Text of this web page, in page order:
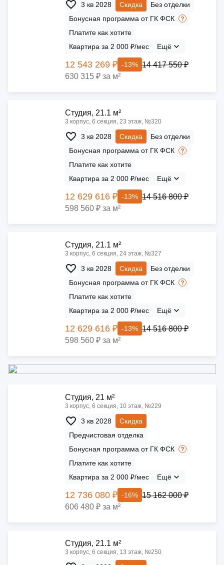
3 кв 2028 Скидка
Без отделки
Бонусная программа от ГК ФСК
Платите как хотите
Квартира за 2 000 ₽/мес
Ещё
12 543 269 ₽ -13% 14 417 550 ₽
630 315 ₽ за м²
Cтудия, 21.1 м²
3 корпус, 6 секция, 23 этаж, №320
3 кв 2028 Скидка
Без отделки
Бонусная программа от ГК ФСК
Платите как хотите
Квартира за 2 000 ₽/мес
Ещё
12 629 616 ₽ -13% 14 516 800 ₽
598 560 ₽ за м²
Cтудия, 21.1 м²
3 корпус, 6 секция, 24 этаж, №327
3 кв 2028 Скидка
Без отделки
Бонусная программа от ГК ФСК
Платите как хотите
Квартира за 2 000 ₽/мес
Ещё
12 629 616 ₽ -13% 14 516 800 ₽
598 560 ₽ за м²
Cтудия, 21 м²
3 корпус, 6 секция, 10 этаж, №229
3 кв 2028
Скидка
Предчистовая отделка
Бонусная программа от ГК ФСК
Платите как хотите
Квартира за 2 000 ₽/мес
Ещё
12 736 080 ₽ -16% 15 162 000 ₽
606 480 ₽ за м²
Cтудия, 21.1 м²
3 корпус, 6 секция, 13 этаж, №250